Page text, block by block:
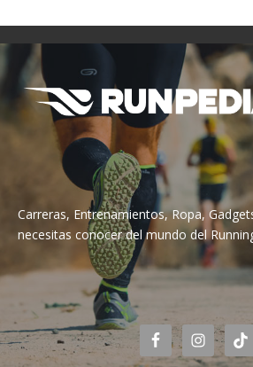
Carreras, Entrenamientos, Ropa,
necesitas conocer del mundo del